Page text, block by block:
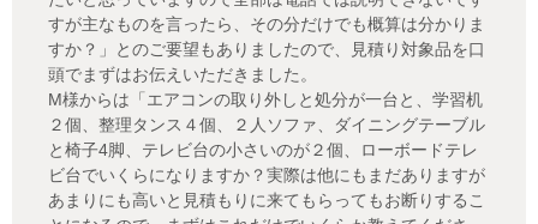
すが主なものを言ったら、その分だけでも概算は分かりま
すか？」とのご要望もありましたので、見積り対象品を口
頭でまずはお伝えいただきました。
M様からは「エアコンの取り外しと処分が一台と、学習机
２個、整理タンス４個、２人ソファ、ダイニングテーブル
と椅子4脚、テレビ台の小さいのが２個、ローボードテレ
ビ台でいくらになりますか？実際は他にもまだありますが
あまりにも高いと見積もりに来てもらってもお断りするこ